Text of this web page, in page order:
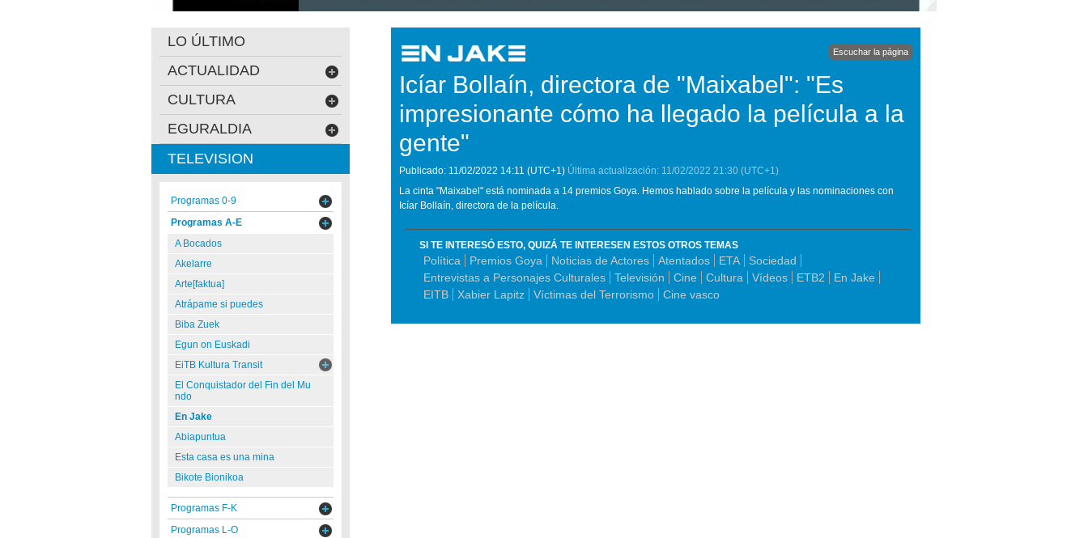
Escuchar la página
Icíar Bollaín, directora de "Maixabel": "Es
impresionante cómo ha llegado la película a la
gente"
Publicado: 11/02/2022 14:11 (UTC+1) Última actualización: 11/02/2022 21:30 (UTC+1)
La cinta "Maixabel" está nominada a 14 premios Goya. Hemos hablado sobre la película y las nominaciones con
Icíar Bollaín, directora de la película.
SI TE INTERESÓ ESTO, QUIZÁ TE INTERESEN ESTOS OTROS TEMAS
Política Premios Goya Noticias de Actores Atentados ETA
Sociedad
Entrevistas a Personajes Culturales
Televisión Cine Cultura Vídeos ETB2
En Jake
EITB
Xabier Lapitz Víctimas del Terrorismo Cine vasco
LO ÚLTIMO
ACTUALIDAD
CULTURA
EGURALDIA
TELEVISION
Programas 0-9
Programas A-E
A Bocados
Akelarre
Arte[faktua]
Atrápame si puedes
Biba Zuek
Egun on Euskadi
EiTB Kultura Transit
El Conquistador del Fin del Mu
ndo
En Jake
Abiapuntua
Esta casa es una mina
Bikote Bionikoa
Programas F-K
Programas L-O